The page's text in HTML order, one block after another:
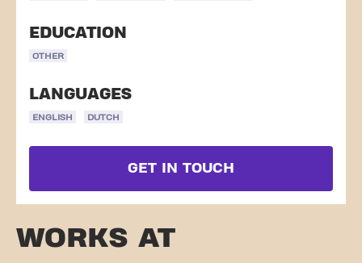
EDUCATION
OTHER
LANGUAGES
ENGLISH DUTCH
GET IN TOUCH
WORKS AT